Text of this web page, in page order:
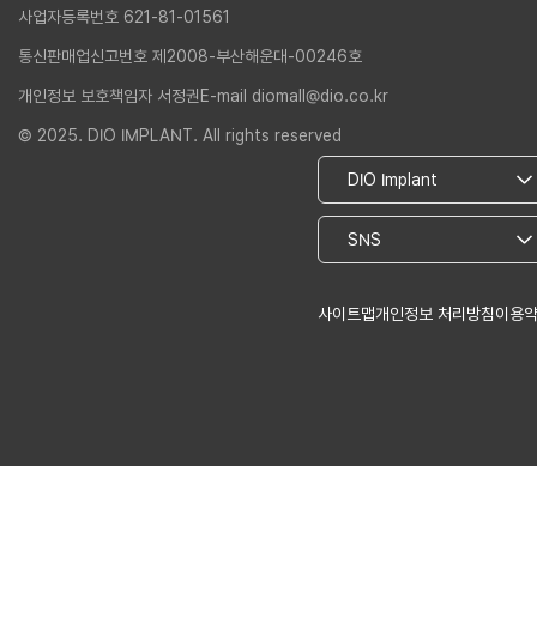
사업자등록번호 621-81-01561
통신판매업신고번호 제2008-부산해운대-00246호
개인정보 보호책임자 서정권E-mail diomall@dio.co.kr
© 2025. DIO IMPLANT. All rights reserved
사이트맵개인정보 처리방침이용